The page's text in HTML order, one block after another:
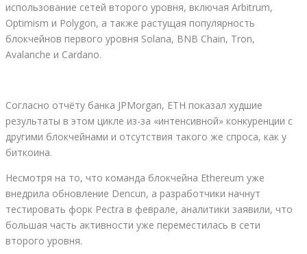
использование сетей второго уровня, включая Arbitrum,
Optimism и Polygon, а также растущая популярность
блокчейнов первого уровня Solana, BNB Chain, Tron,
Avalanche и Cardano.
Согласно отчёту банка JPMorgan, ETH показал худшие
результаты в этом цикле из-за «интенсивной» конкуренции с
другими блокчейнами и отсутствия такого же спроса, как у
биткоина.
Несмотря на то, что команда блокчейна Ethereum уже
внедрила обновление Dencun, а разработчики начнут
тестировать форк Pectra в феврале, аналитики заявили, что
большая часть активности уже переместилась в сети
второго уровня.